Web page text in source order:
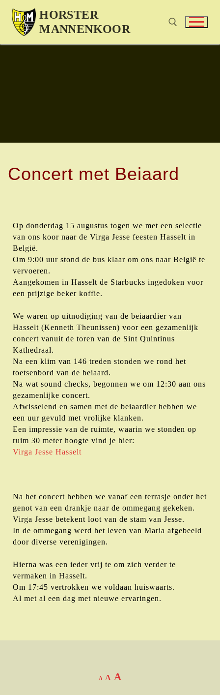
HORSTER
MANNENKOOR
Concert met Beiaard
Op donderdag 15 augustus togen we met een selectie
van ons koor naar de Virga Jesse feesten Hasselt in
België.
Om 9:00 uur stond de bus klaar om ons naar België te
vervoeren.
Aangekomen in Hasselt de Starbucks ingedoken voor
een prijzige beker koffie.
We waren op uitnodiging van de beiaardier van
Hasselt (Kenneth Theunissen) voor een gezamenlijk
concert vanuit de toren van de Sint Quintinus
Kathedraal.
Na een klim van 146 treden stonden we rond het
toetsenbord van de beiaard.
Na wat sound checks, begonnen we om 12:30 aan ons
gezamenlijke concert.
Afwisselend en samen met de beiaardier hebben we
een uur gevuld met vrolijke klanken.
Een impressie van de ruimte, waarin we stonden op
ruim 30 meter hoogte vind je hier:
Virga Jesse Hasselt
Na het concert hebben we vanaf een terrasje onder het
genot van een drankje naar de ommegang gekeken.
Virga Jesse betekent loot van de stam van Jesse.
In de ommegang werd het leven van Maria afgebeeld
door diverse verenigingen.
Hierna was een ieder vrij te om zich verder te
vermaken in Hasselt.
Om 17:45 vertrokken we voldaan huiswaarts.
Al met al een dag met nieuwe ervaringen.
A A A